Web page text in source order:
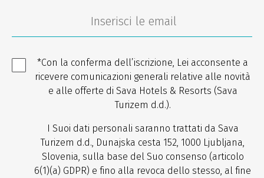
*Con la conferma dell’iscrizione, Lei acconsente a
ricevere comunicazioni generali relative alle novità
e alle offerte di Sava Hotels & Resorts (Sava
Turizem d.d.).
I Suoi dati personali saranno trattati da Sava
Turizem d.d., Dunajska cesta 152, 1000 Ljubljana,
Slovenia, sulla base del Suo consenso (articolo
6(1)(a) GDPR) e fino alla revoca dello stesso, al fine